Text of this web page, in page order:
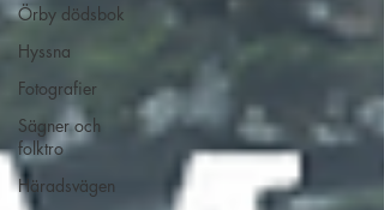
Örby dödsbok
Hyssna
Fotografier
Sägner och
folktro
Häradsvägen